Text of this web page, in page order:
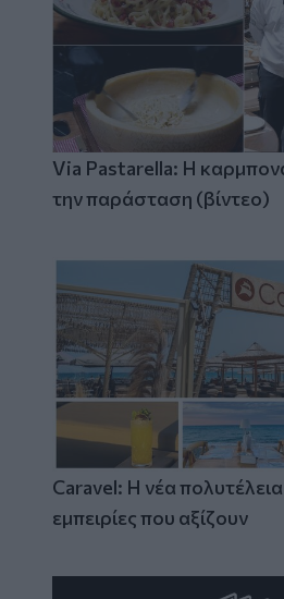
Via Pastarella: Η
την παράσταση (βίντεο)
Caravel: Η νέα πολυτέλεια
εμπειρίες που αξίζουν